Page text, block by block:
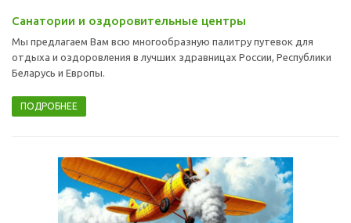
Санатории и оздоровительные центры
Мы предлагаем Вам всю многообразную палитру путевок для
отдыха и оздоровления в лучших здравницах России, Республики
Беларусь и Европы.
ПОДРОБНЕЕ